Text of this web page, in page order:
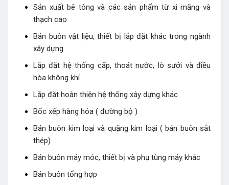
Sản xuất bê tông và các sản phẩm từ xi măng và
thạch cao
Bán buôn vật liệu, thiết bị lắp đặt khác trong ngành
xây dựng
Lắp đặt hệ thống cấp, thoát nước, lò sưởi và điều
hòa không khí
Lắp đặt hoàn thiện hệ thống xây dựng khác
Bốc xếp hàng hóa ( đường bộ )
Bán buôn kim loại và quặng kim loại ( bán buôn sắt
thép)
Bán buôn máy móc, thiết bị và phụ tùng máy khác
Bán buôn tổng hợp